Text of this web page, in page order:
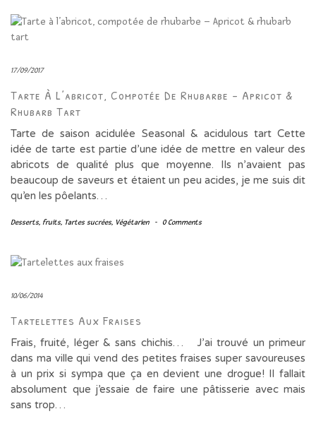
17/09/2017
Tarte À L’abricot, Compotée De Rhubarbe – Apricot &
Rhubarb Tart
Tarte de saison acidulée Seasonal & acidulous tart Cette
idée de tarte est partie d’une idée de mettre en valeur des
abricots de qualité plus que moyenne. Ils n’avaient pas
beaucoup de saveurs et étaient un peu acides, je me suis dit
qu’en les pôelants…
Desserts, fruits, Tartes sucrées, Végétarien - 0 Comments
10/06/2014
Tartelettes Aux Fraises
Frais, fruité, léger & sans chichis… J’ai trouvé un primeur
dans ma ville qui vend des petites fraises super savoureuses
à un prix si sympa que ça en devient une drogue! Il fallait
absolument que j’essaie de faire une pâtisserie avec mais
sans trop…